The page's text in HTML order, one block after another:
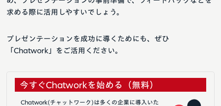
求める際に活用しやすいでしょう。
プレゼンテーションを成功に導くためにも、ぜひ
「Chatwork」をご活用ください。
今すぐChatworkを始める（無料）
Chatwork(チャットワーク)は多くの企業に導入いた